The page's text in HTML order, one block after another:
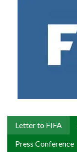
Letter to FIFA
Press Conference